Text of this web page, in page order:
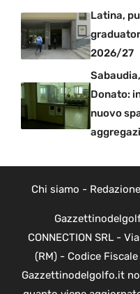
Latina,
2026/27
Donato:
nuovo
Chi siamo - Redazione
CONNECTION SRL -
(RM) - Codice
Gazzettinodelgolfo.it